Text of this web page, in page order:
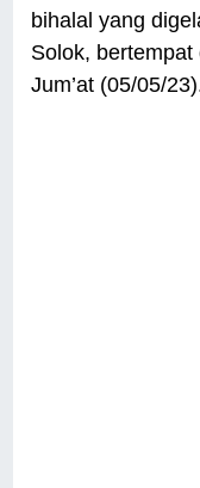
bihalal yang
Solok,
Jum’at (05/05/